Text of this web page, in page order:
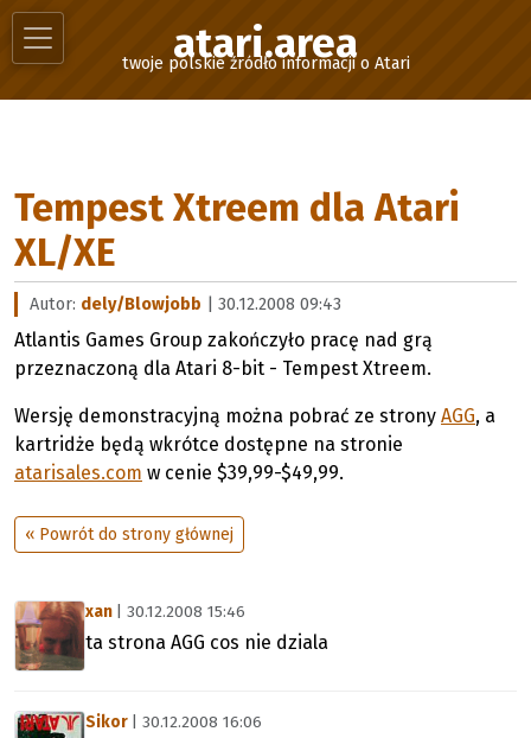
atari.area
twoje polskie źródło informacji o Atari
Tempest Xtreem dla Atari
XL/XE
Autor: dely/Blowjobb | 30.12.2008 09:43
Atlantis Games Group zakończyło pracę nad grą
przeznaczoną dla Atari 8-bit - Tempest Xtreem.
Wersję demonstracyjną można pobrać ze strony AGG, a
kartridże będą wkrótce dostępne na stronie
atarisales.com w cenie $39,99-$49,99.
« Powrót do strony głównej
xan | 30.12.2008 15:46
ta strona AGG cos nie dziala
Sikor | 30.12.2008 16:06